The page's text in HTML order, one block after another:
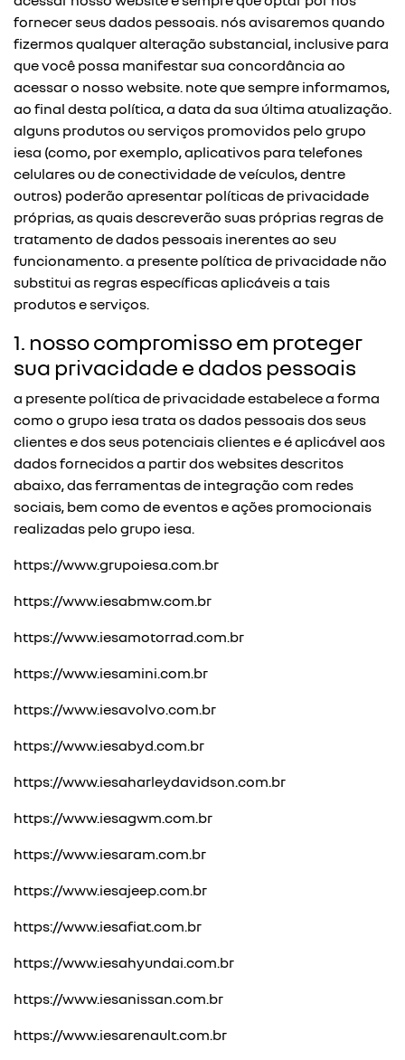
fornecer seus dados pessoais. nós avisaremos quando
fizermos qualquer alteração substancial, inclusive para
que você possa manifestar sua concordância ao
acessar o nosso website. note que sempre informamos,
ao final desta política, a data da sua última atualização.
alguns produtos ou serviços promovidos pelo grupo
iesa (como, por exemplo, aplicativos para telefones
celulares ou de conectividade de veículos, dentre
outros) poderão apresentar políticas de privacidade
próprias, as quais descreverão suas próprias regras de
tratamento de dados pessoais inerentes ao seu
funcionamento. a presente política de privacidade não
substitui as regras específicas aplicáveis a tais
produtos e serviços.
1. nosso compromisso em proteger
sua privacidade e dados pessoais
a presente política de privacidade estabelece a forma
como o grupo iesa trata os dados pessoais dos seus
clientes e dos seus potenciais clientes e é aplicável aos
dados fornecidos a partir dos websites descritos
abaixo, das ferramentas de integração com redes
sociais, bem como de eventos e ações promocionais
realizadas pelo grupo iesa.
https://www.grupoiesa.com.br
https://www.iesabmw.com.br
https://www.iesamotorrad.com.br
https://www.iesamini.com.br
https://www.iesavolvo.com.br
https://www.iesabyd.com.br
https://www.iesaharleydavidson.com.br
https://www.iesagwm.com.br
https://www.iesaram.com.br
https://www.iesajeep.com.br
https://www.iesafiat.com.br
https://www.iesahyundai.com.br
https://www.iesanissan.com.br
https://www.iesarenault.com.br